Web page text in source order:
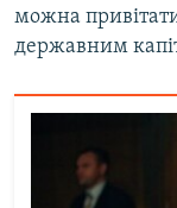
можна привітати
державним